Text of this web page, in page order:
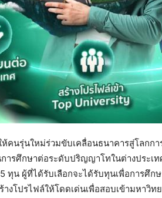
ห้คนรุ่นใหม่ร่วมขับเคลื่อนธนาคารสู่โลกก
ารศึกษาต่อระดับปริญญาโทในต่างประ
ทุน ผู้ที่ได้รับเลือกจะได้รับทุนเพื่อการศึ
งโปรไฟล์ให้โดดเด่นเพื่อสอบเข้ามหาวิ